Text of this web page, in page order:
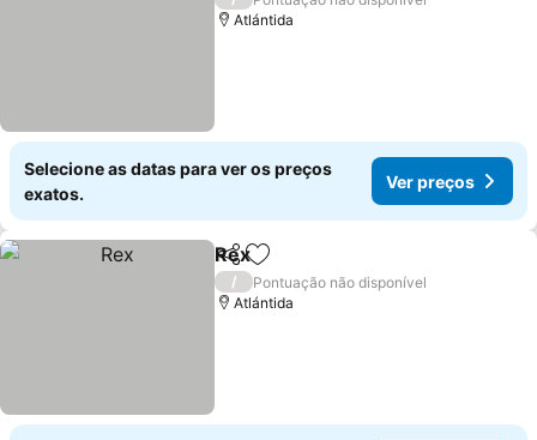
Atlántida
Selecione as datas para ver os preços
exatos.
Ver preços
PartilharAdicionar aos favoritos
Rex
/
Pontuação não disponível
Atlántida